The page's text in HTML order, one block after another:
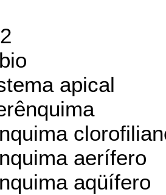
apical
aerífero
aqüífero